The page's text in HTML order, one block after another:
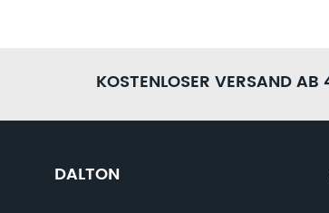
Produktfinder Fragebogen aus.
JETZT
KOSTENLOSER VERSAND
DALTON